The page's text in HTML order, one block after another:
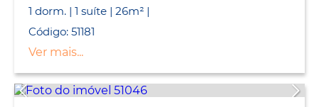
1 dorm. | 1 suíte | 26m² |
Código: 51181
Ver mais...